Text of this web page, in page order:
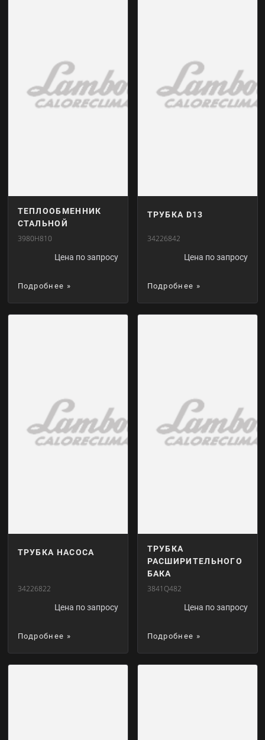
ТЕПЛООБМЕННИК
СТАЛЬНОЙ
3980H810
Цена по запросу
Подробнее »
ТРУБКА D13
34226842
Цена по запросу
Подробнее »
ТРУБКА НАСОСА
34226822
Цена по запросу
Подробнее »
ТРУБКА
РАСШИРИТЕЛЬНОГО
БАКА
3841Q482
Цена по запросу
Подробнее »